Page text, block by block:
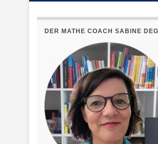
DER MATHE COACH SABINE